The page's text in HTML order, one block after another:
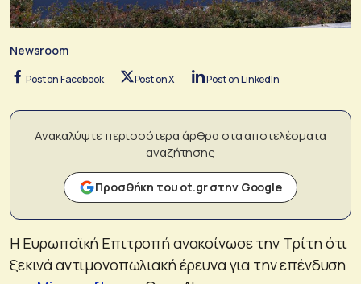
Newsroom
Post on Facebook Post on X Post on LinkedIn
Ανακαλύψτε περισσότερα άρθρα στα αποτελέσματα
αναζήτησης
Προσθήκη του ot.gr στην Google
Η Ευρωπαϊκή Επιτροπή ανακοίνωσε την Τρίτη ότι
ξεκινά αντιμονοπωλιακή έρευνα για την επένδυση